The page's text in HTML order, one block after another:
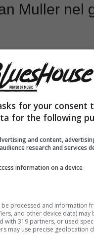
Muller nel
for your consent
for the following
and content,
research and services
information on a device
processed and information
and other device data) may
with 319 partners, or used
may use precise geolocation